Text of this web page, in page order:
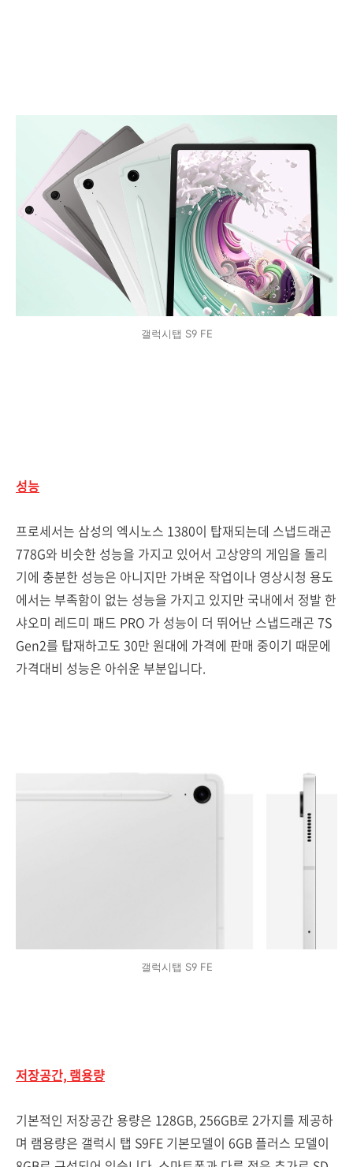
갤럭시탭 S9 FE
성능
프로세서는 삼성의 엑시노스 1380이 탑재되는데 스냅드래곤
778G와 비슷한 성능을 가지고 있어서 고상양의 게임을 돌리
기에 충분한 성능은 아니지만 가벼운 작업이나 영상시청 용도
에서는 부족함이 없는 성능을 가지고 있지만 국내에서 정발 한
샤오미 레드미 패드 PRO 가 성능이 더 뛰어난 스냅드래곤 7S
Gen2를 탑재하고도 30만 원대에 가격에 판매 중이기 때문에
가격대비 성능은 아쉬운 부분입니다.
갤럭시탭 S9 FE
저장공간, 램용량
기본적인 저장공간 용량은 128GB, 256GB로 2가지를 제공하
며 램용량은 갤럭시 탭 S9FE 기본모델이 6GB 플러스 모델이